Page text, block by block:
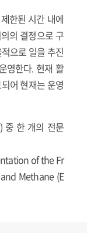
한된 시간 내에
의 결정으로 구
으로 일을 추진
영한다. 현재 활
어 현재는 운영
중 한 개의 전문
of the Fr
Methane (E